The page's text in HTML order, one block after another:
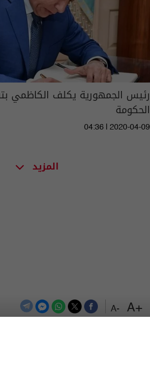
+A
-A
رئيس الجمهورية يكلف الكاظمي
الحكومة
04:36 | 2020-04-09
المزيد